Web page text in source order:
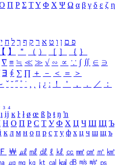
Π Ρ Σ ΤΥ Φ Χ Ψ Ω α β γ δ ε ζ η
פ ם ן ו ט א ר ק ף ך ל ח י
【 】 ＂ （ ） ［ ］ ｛ ｝
∇ ≡ ≒ ≪ ≫ √ ∽ ∝ ∵ ∫ ∬ ∈ ∋
∃ ∮ ∑ ∏ ＋ － ＜ ＝
＞
ˇ ˘ ˝ ˚ ˙ ¸ ¡ ¿ ː ！ ＇ ， ． ／
：
₃ ₄
ı ĳ ĸ ŀ ł ø œ ß þ ŧ ŋ ŉ
Н О П Р С Т У Ф Х Ц Ч Ш Щ Ъ
к л м н о п р с т у ф х ц ч ш щ ъ
Ｆ ￦ ㎕ ㎖ ㎗ ℓ ㎘ ㏄ ㎣ ㎤ ㎥ ㎦
㎍ ㎎ ㎏ ㏏ ㎈ ㎉ ㏈ ㎧ ㎨ ㎰